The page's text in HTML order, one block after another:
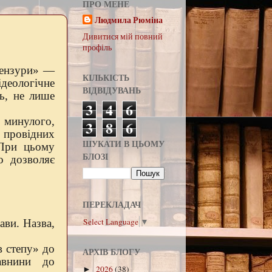
—
не лише
При цьому
дозволяє
Назва,
степу» до
до
ПРО МЕНЕ
Людмила Рюміна
Дивитися мій повний
профіль
КІЛЬКІСТЬ
ВІДВІДУВАНЬ
3 4 6
3 8 6
ШУКАТИ В ЦЬОМУ
БЛОЗІ
ПЕРЕКЛАДАЧ
Select Language ▼
АРХІВ БЛОГУ
► 2026(38)